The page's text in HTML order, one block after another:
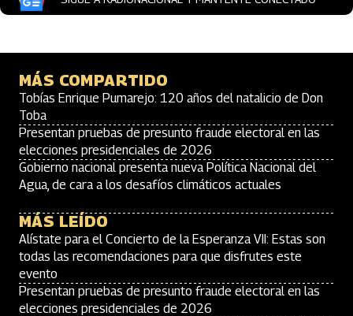
MÁS COMPARTIDO
Tobías Enrique Pumarejo: 120 años del natalicio de Don
Toba
Presentan pruebas de presunto fraude electoral en las
elecciones presidenciales de 2026
Gobierno nacional presenta nueva Política Nacional del
Agua, de cara a los desafíos climáticos actuales
MÁS LEÍDO
Alístate para el Concierto de la Esperanza VII: Estas son
todas las recomendaciones para que disfrutes este
evento
Presentan pruebas de presunto fraude electoral en las
elecciones presidenciales de 2026